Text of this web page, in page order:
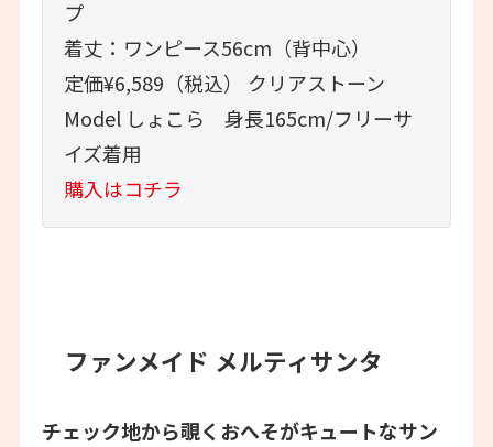
プ
着丈：ワンピース56cm（背中心）
定価¥6,589（税込） クリアストーン
Model しょこら 身長165cm/フリーサ
イズ着用
購入はコチラ
ファンメイド メルティサンタ
チェック地から覗くおへそがキュートなサン